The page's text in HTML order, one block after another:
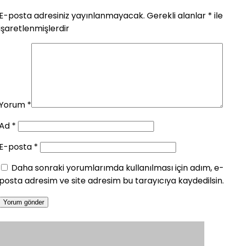
posta adresiniz yayınlanmayacak. Gerekli alanlar * ile
*
*
posta *
Daha sonraki yorumlarımda kullanılması için adım, e-
adresim ve site adresim bu tarayıcıya kaydedilsin.